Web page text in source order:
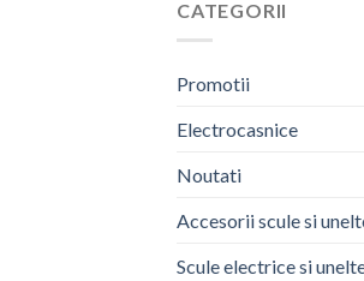
CATEGORII
Promotii
Electrocasnice
Noutati
Accesorii scule si
Scule electrice si